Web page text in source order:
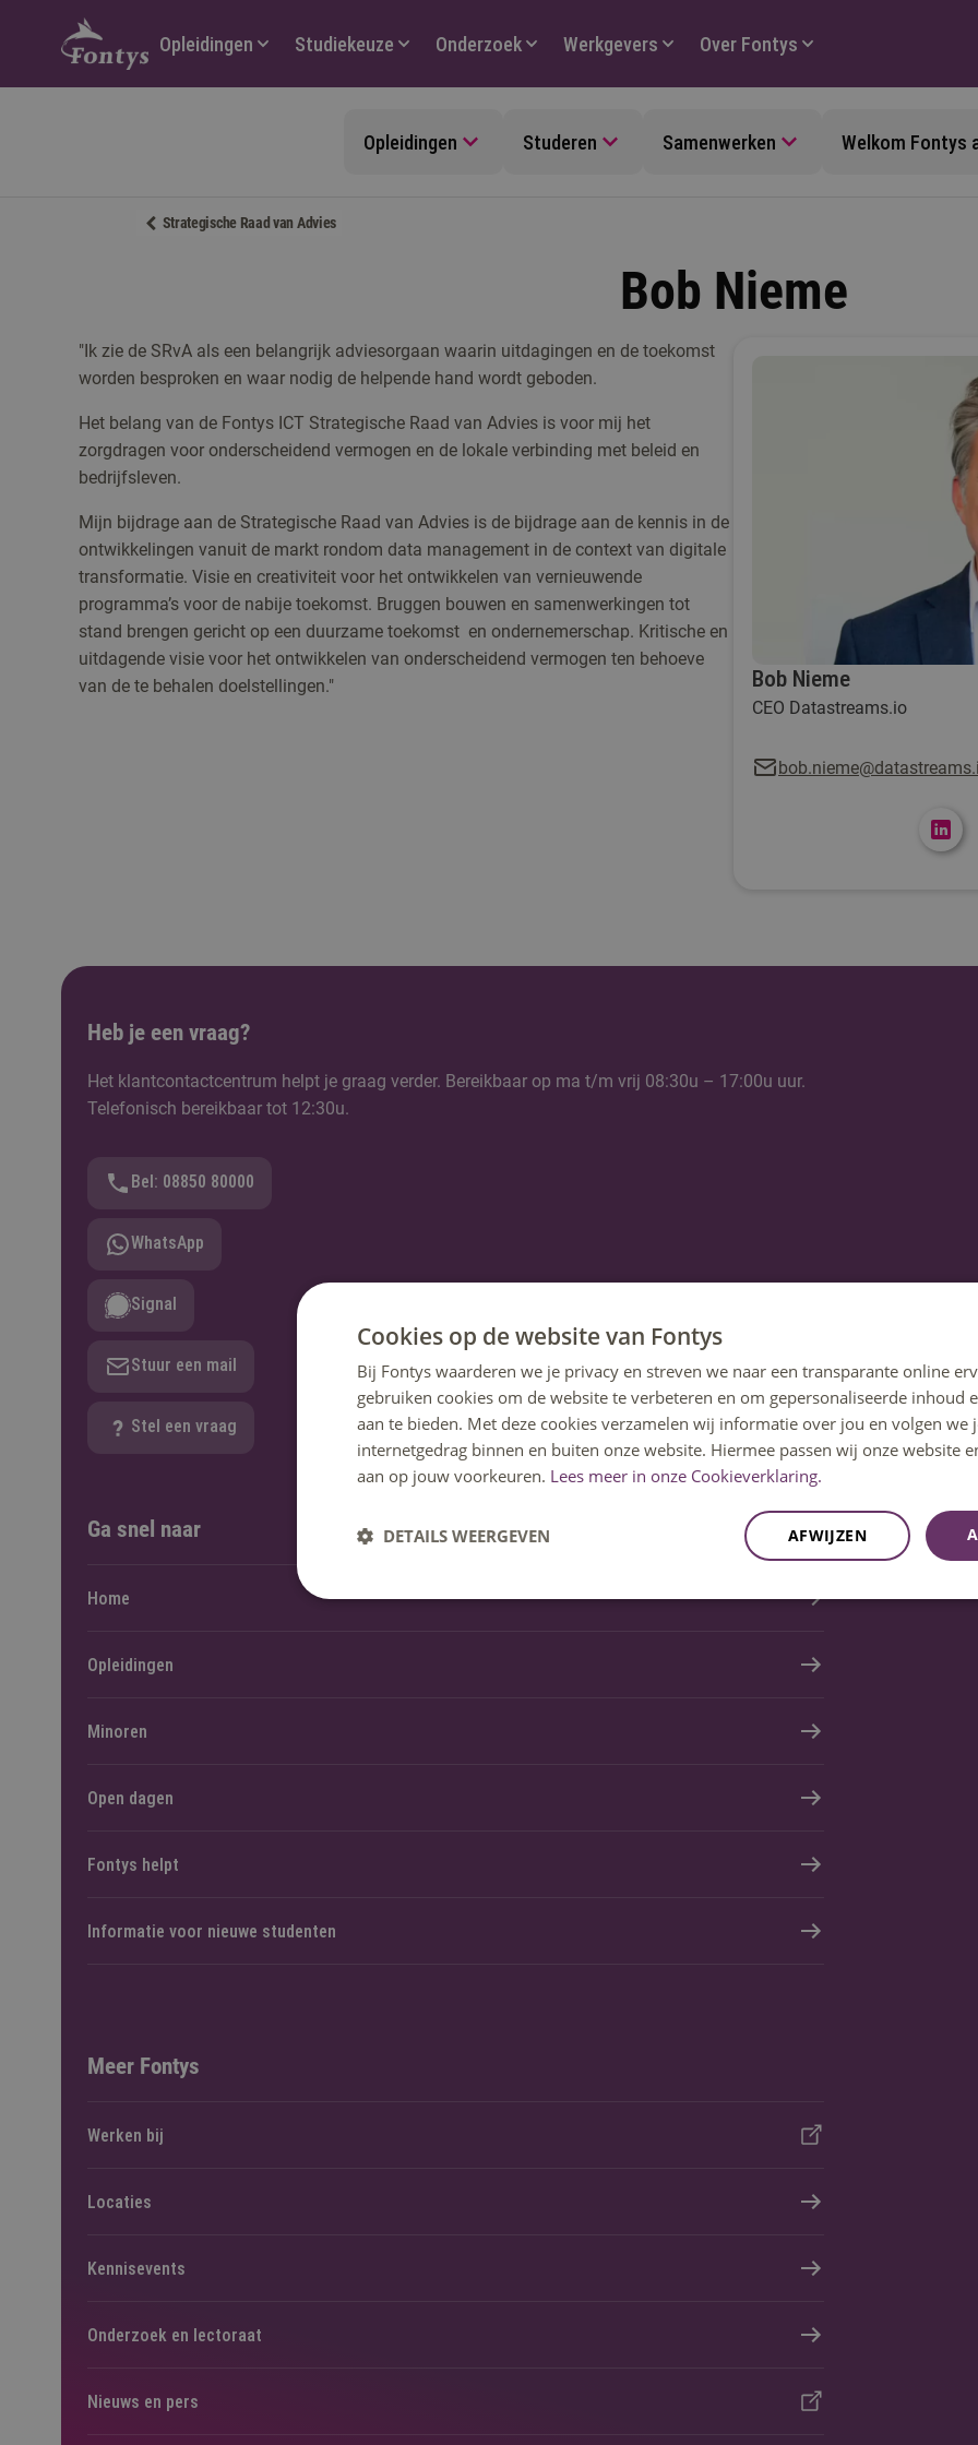
Hoofdmenu
Opleidingen Studiekeuze Onderzoek Werkgevers Over Fontys
Opleidingen Studeren Samenwerken Welkom Fontys
Strategische Raad van Advies
Bob Nieme
"Ik zie de SRvA als een belangrijk adviesorgaan waarin uitdagingen en de toekomst
worden besproken en waar nodig de helpende hand wordt geboden.
Het belang van de Fontys ICT Strategische Raad van Advies is voor mij het
zorgdragen voor onderscheidend vermogen en de lokale verbinding met beleid en
bedrijfsleven.
Mijn bijdrage aan de Strategische Raad van Advies is de bijdrage aan de kennis in de
ontwikkelingen vanuit de markt rondom data management in de context van digitale
transformatie. Visie en creativiteit voor het ontwikkelen van vernieuwende
programma’s voor de nabije toekomst. Bruggen bouwen en samenwerkingen tot
stand brengen gericht op een duurzame toekomst en ondernemerschap. Kritische en
uitdagende visie voor het ontwikkelen van onderscheidend vermogen ten behoeve
van de te behalen doelstellingen."
Bob Nieme
CEO Datastreams.io
Heb je een vraag?
Het klantcontactcentrum helpt je graag verder. Bereikbaar op ma t/m vrij 08:30u – 17:00u uur.
Telefonisch bereikbaar tot 12:30u.
Bel: 08850 80000
WhatsApp
Signal
Stuur een mail
Stel een vraag
Ga snel naar
Home
Opleidingen
Minoren
Open dagen
Fontys helpt
Informatie voor nieuwe studenten
Meer Fontys
Werken bij
Locaties
Kennisevents
Onderzoek en lectoraat
Nieuws en pers
Cookies op de website van Fontys
Bij Fontys waarderen we je privacy en streven we naar een transparante online
gebruiken cookies om de website te verbeteren en om gepersonaliseerde inhoud
aan te bieden. Met deze cookies verzamelen wij informatie over jou en volgen we
internetgedrag binnen en buiten onze website. Hiermee passen wij onze website
aan op jouw voorkeuren. Lees meer in onze Cookieverklaring.
AFWIJZEN
DETAILS WEERGEVEN